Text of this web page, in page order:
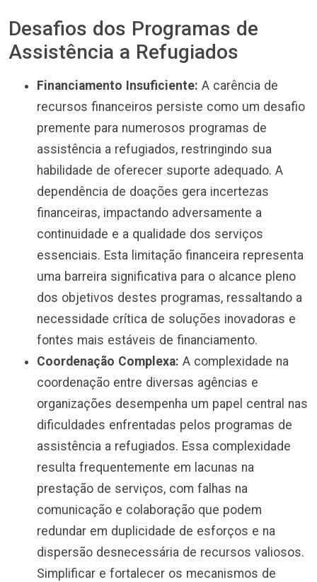
Desafios dos Programas de
Assistência a Refugiados
Financiamento Insuficiente: A carência de
recursos financeiros persiste como um desafio
premente para numerosos programas de
assistência a refugiados, restringindo sua
habilidade de oferecer suporte adequado. A
dependência de doações gera incertezas
financeiras, impactando adversamente a
continuidade e a qualidade dos serviços
essenciais. Esta limitação financeira representa
uma barreira significativa para o alcance pleno
dos objetivos destes programas, ressaltando a
necessidade crítica de soluções inovadoras e
fontes mais estáveis de financiamento.
Coordenação Complexa: A complexidade na
coordenação entre diversas agências e
organizações desempenha um papel central nas
dificuldades enfrentadas pelos programas de
assistência a refugiados. Essa complexidade
resulta frequentemente em lacunas na
prestação de serviços, com falhas na
comunicação e colaboração que podem
redundar em duplicidade de esforços e na
dispersão desnecessária de recursos valiosos.
Simplificar e fortalecer os mecanismos de